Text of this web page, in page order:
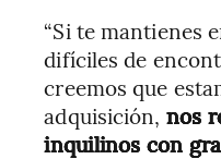
“Si te mantienes
difíciles de
creemos que
adquisición, nos
inquilinos con